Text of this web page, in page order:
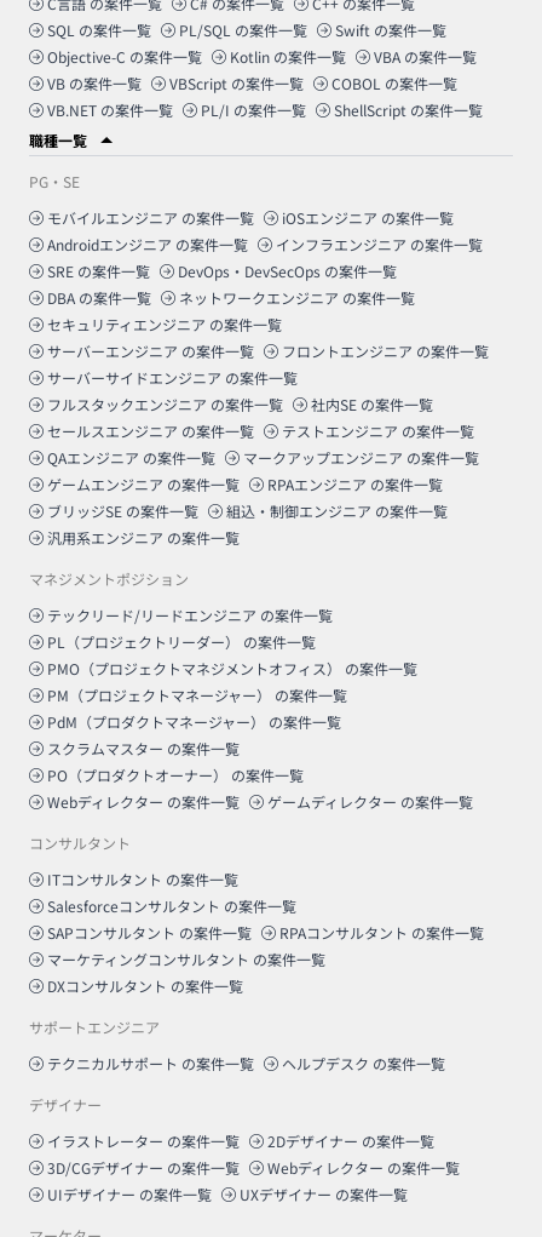
SQL の案件一覧 PL/SQL の案件一覧 Swift の案件一覧
Objective-C の案件一覧 Kotlin の案件一覧 VBA の案件一覧
VB の案件一覧 VBScript の案件一覧 COBOL の案件一覧
VB.NET の案件一覧 PL/I の案件一覧 ShellScript の案件一覧
職種一覧
PG・SE
モバイルエンジニア の案件一覧 iOSエンジニア の案件一覧
Androidエンジニア の案件一覧 インフラエンジニア の案件一覧
SRE の案件一覧 DevOps・DevSecOps の案件一覧
DBA の案件一覧 ネットワークエンジニア の案件一覧
セキュリティエンジニア の案件一覧
サーバーエンジニア の案件一覧 フロントエンジニア の案件一覧
サーバーサイドエンジニア の案件一覧
フルスタックエンジニア の案件一覧 社内SE の案件一覧
セールスエンジニア の案件一覧 テストエンジニア の案件一覧
QAエンジニア の案件一覧 マークアップエンジニア の案件一覧
ゲームエンジニア の案件一覧 RPAエンジニア の案件一覧
ブリッジSE の案件一覧 組込・制御エンジニア の案件一覧
汎用系エンジニア の案件一覧
マネジメントポジション
テックリード/リードエンジニア の案件一覧
PL（プロジェクトリーダー）
の案件一覧
PMO（プロジェクトマネジメントオフィス）
の案件一覧
PM（プロジェクトマネージャー）
の案件一覧
PdM（プロダクトマネージャー）
の案件一覧
スクラムマスター の案件一覧
PO（プロダクトオーナー）
の案件一覧
Webディレクター の案件一覧 ゲームディレクター の案件一覧
コンサルタント
ITコンサルタント の案件一覧
Salesforceコンサルタント の案件一覧
SAPコンサルタント の案件一覧 RPAコンサルタント の案件一覧
マーケティングコンサルタント の案件一覧
DXコンサルタント の案件一覧
サポートエンジニア
テクニカルサポート の案件一覧 ヘルプデスク の案件一覧
デザイナー
イラストレーター の案件一覧 2Dデザイナー の案件一覧
3D/CGデザイナー の案件一覧 Webディレクター の案件一覧
UIデザイナー の案件一覧 UXデザイナー の案件一覧